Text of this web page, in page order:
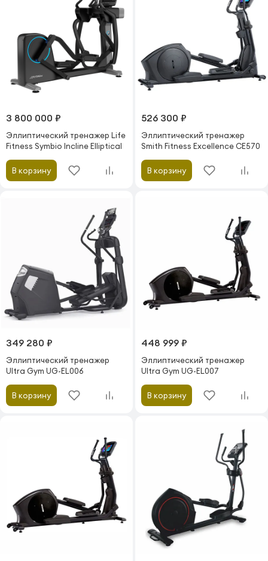
3 800 000 ₽
Эллиптический тренажер Life
Fitness Symbio Incline Elliptical
В корзину
526 300 ₽
Эллиптический тренажер
Smith Fitness Excellence CE570
В корзину
349 280 ₽
Эллиптический тренажер
Ultra Gym UG-EL006
В корзину
448 999 ₽
Эллиптический тренажер
Ultra Gym UG-EL007
В корзину